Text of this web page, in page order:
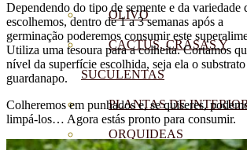
OLIVO
CACTUS, CRASAS Y
SUCULENTAS
PLANTAS DE
ORQUIDEAS
Dependendo do tipo de semente e da variedade
escolhemos, dentro de 1 a 3 semanas após a
germinação poderemos consumir este
Utiliza uma tesoura para a colheita. Cortamos
nível da superfície escolhida, seja ela o
guardanapo.
Colheremos em punhados e, se quiseres,
limpá-los… Agora estás pronto para consumir.